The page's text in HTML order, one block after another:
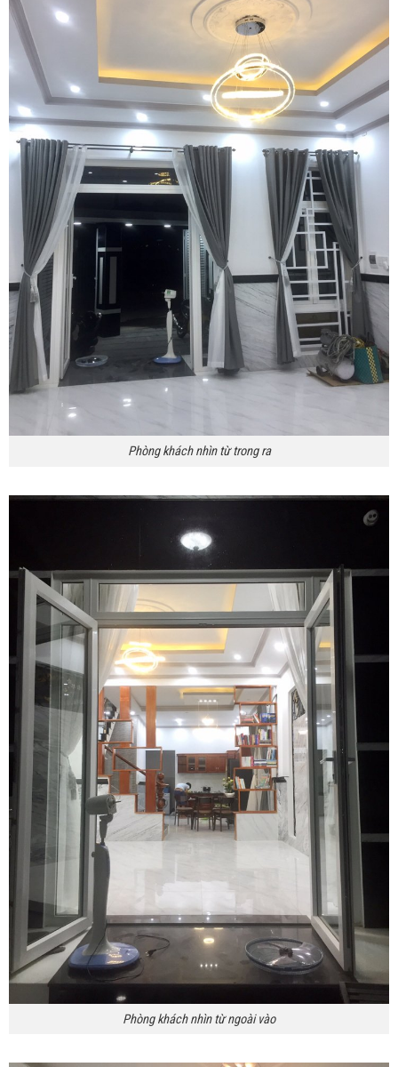
Phòng khách nhìn từ trong ra
Phòng khách nhìn từ ngoài vào